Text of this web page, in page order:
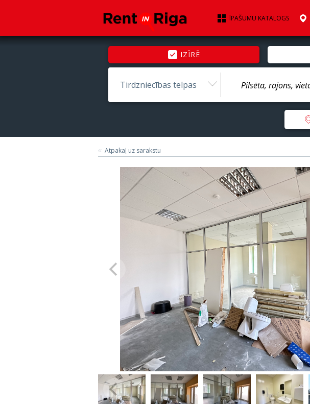
ĪPAŠUMU KATALOGS
IZĪRĒ
Tirdzniecības telpas
Atpakaļ uz sarakstu